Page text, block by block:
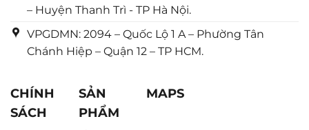
– Huyện Thanh Trì - TP Hà Nội.
VPGDMN: 2094 – Quốc Lộ 1 A – Phường Tân
Chánh Hiệp – Quận 12 – TP HCM.
CHÍNH
SÁCH
SẢN
PHẨM
MAPS